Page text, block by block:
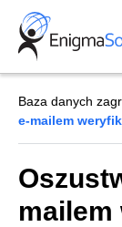
Skip
content
Baza danych
e-mailem